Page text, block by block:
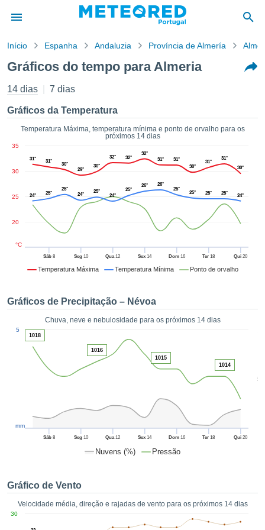
da
foi
por
para
que as
a este
das
e
forma
digital
fornecer-
de alta
o
no
como
ACEITAR
CONTINUAR
Início Espanha Andaluzia Província de Almería
Gráficos do tempo para Almeria
14 dias 7 dias
Gráficos da Temperatura
Temperatura Máxima, temperatura mínima e ponto de orvalho para os
próximos 14 dias
Temperatura Máxima Temperatura Mínima Ponto de orvalho
Sáb8 Seg10 Qua12 Sex 14 Dom16 Ter 18 Qui 20
20
25
30
35
°C
31° 31°
30°
29°
30°
32° 32°
32°
31°
31°
30°
31°
31°
30°
24° 25°
25°
24°
25°
24°
25°
26°
26°
25°
25° 25° 25° 24°
Gráficos de Precipitação – Névoa
Chuva, neve e nebulosidade para os próximos 14 dias
Nuvens (%) Pressão
50
Sáb8 Seg10 Qua12 Sex 14 Dom16 Ter 18 Qui 20
5
mm
1018
1016
1015
1014
Gráfico de Vento
Velocidade média, direção e rajadas de vento para os próximos 14 dias
30